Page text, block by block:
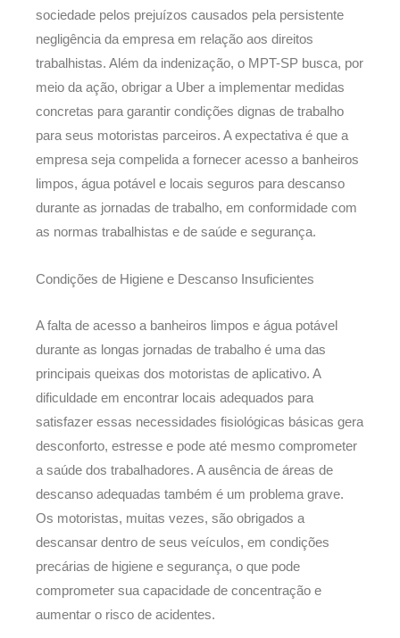
sociedade pelos prejuízos causados pela persistente
negligência da empresa em relação aos direitos
trabalhistas. Além da indenização, o MPT-SP busca, por
meio da ação, obrigar a Uber a implementar medidas
concretas para garantir condições dignas de trabalho
para seus motoristas parceiros. A expectativa é que a
empresa seja compelida a fornecer acesso a banheiros
limpos, água potável e locais seguros para descanso
durante as jornadas de trabalho, em conformidade com
as normas trabalhistas e de saúde e segurança.
Condições de Higiene e Descanso Insuficientes
A falta de acesso a banheiros limpos e água potável
durante as longas jornadas de trabalho é uma das
principais queixas dos motoristas de aplicativo. A
dificuldade em encontrar locais adequados para
satisfazer essas necessidades fisiológicas básicas gera
desconforto, estresse e pode até mesmo comprometer
a saúde dos trabalhadores. A ausência de áreas de
descanso adequadas também é um problema grave.
Os motoristas, muitas vezes, são obrigados a
descansar dentro de seus veículos, em condições
precárias de higiene e segurança, o que pode
comprometer sua capacidade de concentração e
aumentar o risco de acidentes.